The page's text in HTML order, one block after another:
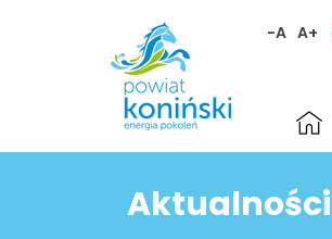
-A A+
Aktualności